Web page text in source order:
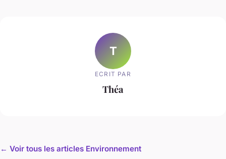
T
ECRIT PAR
Théa
← Voir tous les articles Environnement